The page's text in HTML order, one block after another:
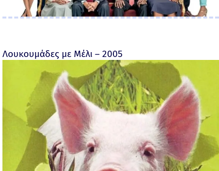
Λουκουμάδες με Μέλι – 2005